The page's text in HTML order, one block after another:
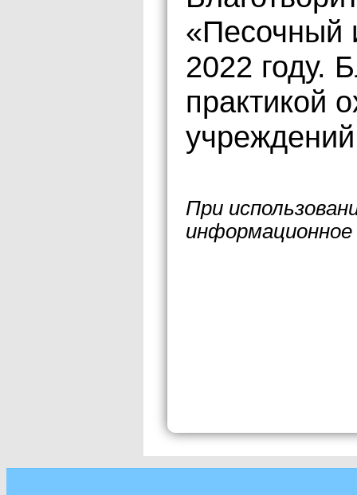
«Песочный
2022 году.
практикой
При